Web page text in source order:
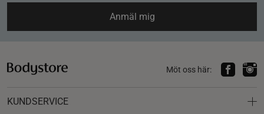
Anmäl mig
Möt oss här:
KUNDSERVICE